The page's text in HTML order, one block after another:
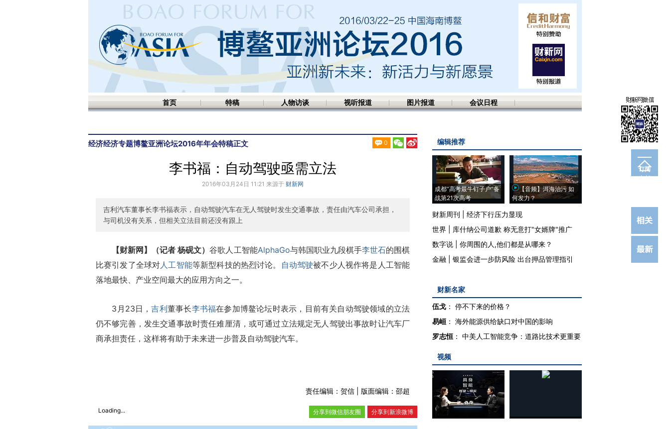
首页 特稿 人物访谈 视听报道 图片报道 会议日程
经济经济专题博鳌亚洲论坛2016年年会特稿正文 0
订阅
电邮
李书福：自动驾驶亟需立法
2016年03月24日 11:21 来源于 财新网
吉利汽车董事长李书福表示，自动驾驶汽车在无人驾驶时发生交通事故，责任由汽车公司承担，
与司机没有关系，但相关立法目前还没有跟上
【财新网】（记者 杨砚文）谷歌人工智能AlphaGo与韩国职业九段棋手李世石的围棋
比赛引发了全球对人工智能等新型科技的热烈讨论。 自动驾驶被不少人视作将是人工智能
落地最快、产业空间最大的应用方向之一。
3月23日，吉利董事长李书福在参加博鳌论坛时表示，目前有关自动驾驶领域的立法
仍不够完善，发生交通事故时责任难厘清，或可通过立法规定无人驾驶出事故时让汽车厂
商承担责任，这样将有助于未来进一步普及自动驾驶汽车。
责任编辑：贺信 | 版面编辑：邵超
Loading... 分享到新浪微博
分享到微信朋友圈
编辑推荐
成都“高考最牛钉子户”备
战第21次高考
【音频】洱海治污 如
何发力？
财新周刊
经济下行压力显现
世界
库什纳公司道歉 称无意打"女婿牌"推广
数字说
你周围的人,他们都是从哪来？
金融
银监会进一步防风险 出台押品管理指引
财新名家
伍戈 ： 停不下来的价格？
易峘 ： 海外能源供给缺口对中国的影响
罗志恒 ： 中美人工智能竞争：道路比技术更重要
视频